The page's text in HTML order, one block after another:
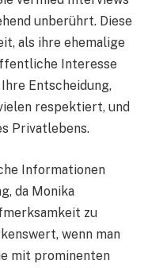
unberührt. Diese
als ihre ehemalige
Interesse
Entscheidung,
respektiert, und
Privatlebens.
Informationen
da Monika
zu
wenn man
mit prominenten